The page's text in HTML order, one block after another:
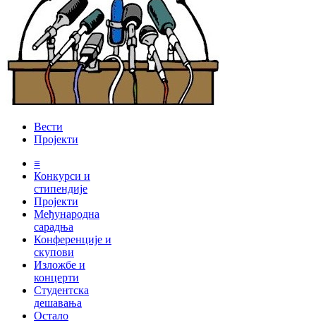
Вести
Пројекти
≡
Конкурси и
стипендије
Пројекти
Међународна
сарадња
Конференције и
скупови
Изложбе и
концерти
Студентска
дешавања
Остало